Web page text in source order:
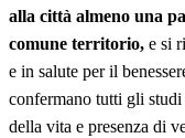
alla città almeno una
comune territorio, e si
e in salute per il
confermano tutti gli
della vita e presenza di